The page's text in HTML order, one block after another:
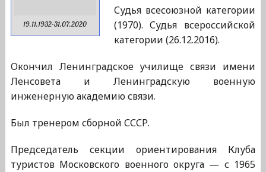
19.11.1932-31.07.2020
Судья всесоюзной категории
(1970). Судья всероссийской
категории (26.12.2016).
Окончил Ленинградское училище связи имени
Ленсовета и Ленинградскую военную
инженерную академию связи.
Был тренером сборной СССР.
Председатель секции ориентирования Клуба
туристов Московского военного округа — с 1965